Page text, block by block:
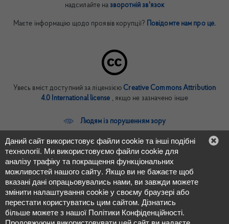
надсилайте назворотній зв'язок
Маєте інформацію щодо проявів корупції? Повідомте нам про це.
Увесь вміст доступний за ліцензією Creative Commons Attribution
4.0 International license , якщо не зазначено інше
Людям із порушенням зору
In English
Даний сайт використовує файли cookie та інші подібні
технології. Ми використовуємо файли cookie для
аналізу трафіку та покращення функціональних
можливостей нашого сайту. Якщо ви не бажаєте щоб
вказані дані опрацьовувались нами, ви завжди можете
змінити налаштування cookie у своєму браузері або
перестати користуватись цим сайтом. Дізнатись
більше можете з нашої Політики Конфіденційності.